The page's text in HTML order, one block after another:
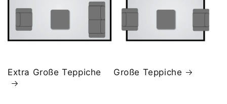
Extra Große Teppiche Große Teppiche